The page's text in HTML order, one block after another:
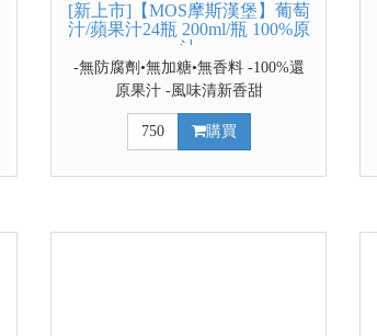
[新上市]【MOS摩斯漢堡】葡萄
汁/蘋果汁24瓶 200ml/瓶 100%原
汁
-無防腐劑•無加糖•無香料 -100%還
原果汁 -風味清新香甜
750 購買